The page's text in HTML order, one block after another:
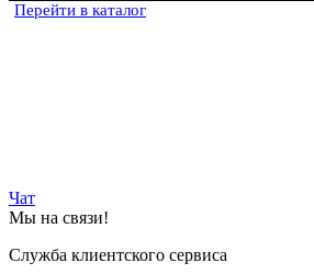
Перейти в каталог
Чат
Мы на связи!
Служба клиентского сервиса